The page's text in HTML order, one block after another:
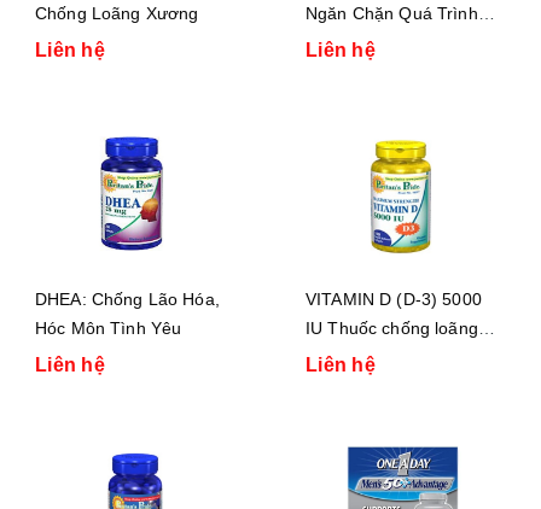
Chống Loãng Xương
Liên hệ
Ngăn Chặn Quá Trình
Lão Hóa, Tái Tạo Tuổi
Liên hệ
DHEA: Chống Lão Hóa,
Hóc Môn Tình Yêu
Liên hệ
VITAMIN D (D-3) 5000
IU Thuốc chống loãng
xương
Liên hệ